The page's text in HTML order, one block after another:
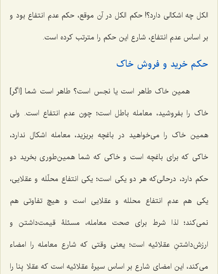
الکل چه اشکالی دارد؟! حکم الکل در آن موقع، حکم عدم انتفاع بود و
بر اساس عدم انتفاع، شارع این حکم را مترتب کرده است.
حکم خرید و فروش خاک
همین خاک طاهر است یا نجس است؟ طاهر است شما [اگر]
خاک را بفروشید، معامله باطل است؛ چون عدم انتفاع است. ولی
همین خاک را می‌خواهید در باغچه بریزید، معامله اشکال ندارد،
خاکی که برای باغچه است و خاکی که شما همین‌طوری بخرید دو
حکم دارد، درحالی‌که هر دو یکی است؛ یکی انتفاع محلّله و عقلایی،
یکی هم عدم انتفاع محلله و عقلایی است و هیچ تفاوتی هم
نمی‌کند؛ لذا شرط برای صحت معامله، مسئلۀ قیمت‌داشتن و
ارزش‌داشتنِ عقلائیه است؛ یعنی وقتی که شارع معامله را امضاء
می‌کند، این امضای شارع بر اساس سیرۀ عقلائیه است که عقلا بِنا را